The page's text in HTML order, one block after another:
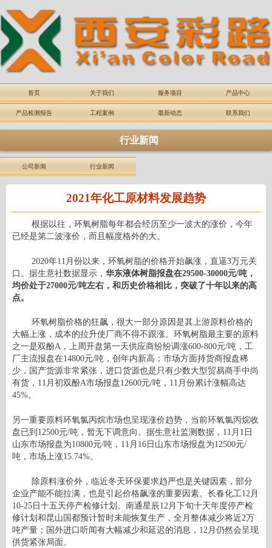
首页 关于我们 服务项目 产品中心
产品检测报告 工程案例 最新动态 联系我们
行业新闻
公司新闻 行业新闻
2021年化工原材料发展趋势
根据以往，环氧树脂每年都会经历至少一波大的涨价，今年
已经是第二波涨价，而且幅度格外的大。
2020年11月份以来，环氧树脂的价格开始飙涨，直逼3万元关
口。据生意社数据显示， 华东液体树脂报盘在29500-30000元/吨，
均价处于27000元/吨左右，和历史价格相比，突破了十年以来的高
点。
环氧树脂价格的狂飙，很大一部分原因是其上游原料价格的
大幅上涨，成本的拉升使厂商不得不跟涨。环氧树脂最主要的原料
之一是双酚A，上周开盘第一天供应商纷纷调涨600-800元/吨，工
厂主流报盘在14800元/吨，创年内新高；市场方面持货商报盘稀
少，国产货源非常紧张，进口货源也是只有少数大型贸易商手中尚
有货，11月初双酚A市场报盘12600元/吨，11月份累计涨幅高达
45%。
另一重要原料环氧氯丙烷市场也呈现涨价趋势，当前环氧氯丙烷收
盘已到12500元/吨，暂无下调意向。据生意社监测数据，11月1日
山东市场报盘为10800元/吨，11月16日山东市场报盘为12500元/
吨，市场上涨15.74%。
除原料涨价外，临近冬天环保要求趋严也是关键因素，部分
企业产能不能拉满，也是引起价格飙涨的重要因素。长春化工12月
10-25日十五天停产检修计划、南通星辰12月下旬十天年度停产检
修计划和昆山国都预计暂时未能恢复生产，全月整体减少将近2万
吨产量；国外进口听闻有大幅减少和延迟的消息，12月仍然会呈现
供货紧张局面。